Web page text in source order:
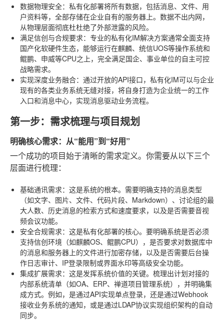
数据物理安全：私有化部署将所有数据，包括消息、文件、用
户资料等，全部存储在企业自有的服务器上。数据不出内网，
从物理层面彻底杜杜绝了外部泄露的风险。
满足信创与合规要求：专业的私有化IM解决方案通常全面支持
国产化软硬件生态，能够运行在麒麟、统信UOS等操作系统和
鲲鹏、申威等CPU之上，完全满足国企、事业单位的自主可控
战略需求。
实现深度业务融合：通过开放的API接口，私有化IM可以与企业
现有的各类业务系统无缝对接，将自身打造为企业统一的工作
入口和消息中心，实现消息驱动业务流程。
第一步：需求梳理与项目规划
明确核心需求：从“能用”到“好用”
一个成功的项目始于清晰的需求定义。你需要从以下三个
层面进行梳理：
基础通讯需求：这是系统的根本。需要明确支持的消息类型
（如文字、图片、文件、代码片段、Markdown）、讨论组的最
大人数、历史消息的检索方式和速度要求，以及是否需要音视
频会议功能。
安全合规需求：这是私有化部署的核心。要明确系统是否必须
支持信创环境（如麒麟OS、鲲鹏CPU），是否要求对数据库中
的消息和服务器上的文件进行加密存储，以及是否需要后台操
作日志审计、IP登录限制或界面水印等高级安全功能。
集成扩展需求：这是发挥系统价值的关键。梳理出计划对接的
内部系统清单（如OA、ERP、禅道项目管理系统），并明确集
成方式。例如，是通过API实现单点登录，还是通过Webhook
接收业务系统的通知，或是通过LDAP协议实现组织架构的自动
同步。